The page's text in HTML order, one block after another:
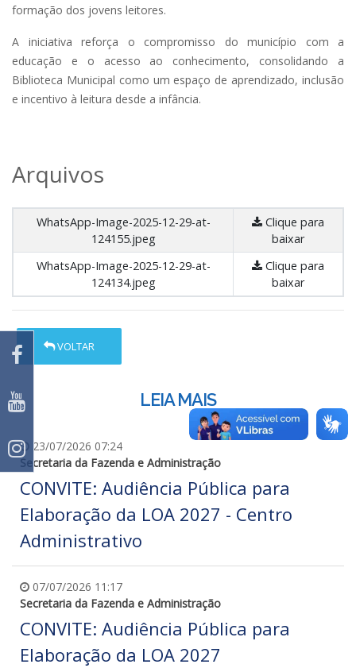
formação dos jovens leitores.
A iniciativa reforça o compromisso do município com a
educação e o acesso ao conhecimento, consolidando a
Biblioteca Municipal como um espaço de aprendizado, inclusão
e incentivo à leitura desde a infância.
Arquivos
WhatsApp-Image-2025-12-29-at-
124155.jpeg
Clique para
baixar
WhatsApp-Image-2025-12-29-at-
124134.jpeg
Clique para
baixar
VOLTAR
LEIA MAIS
23/07/2026 07:24
Secretaria da Fazenda e Administração
CONVITE: Audiência Pública para
Elaboração da LOA 2027 - Centro
Administrativo
07/07/2026 11:17
Secretaria da Fazenda e Administração
CONVITE: Audiência Pública para
Elaboração da LOA 2027